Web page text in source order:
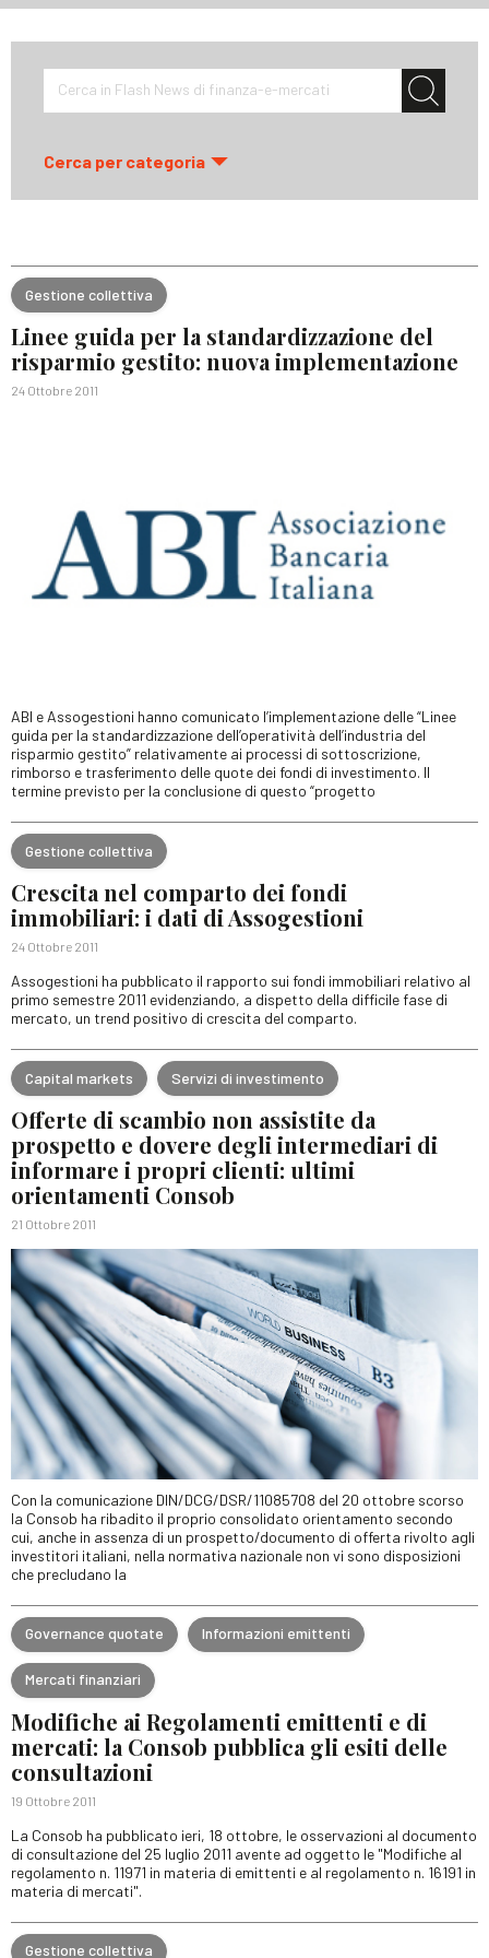
Cerca in Flash News di finanza-e-mercati
Cerca per categoria
Gestione collettiva
Linee guida per la standardizzazione del
risparmio gestito: nuova implementazione
24 Ottobre 2011
ABI e Assogestioni hanno comunicato l’implementazione delle “Linee
guida per la standardizzazione dell’operatività dell’industria del
risparmio gestito” relativamente ai processi di sottoscrizione,
rimborso e trasferimento delle quote dei fondi di investimento. Il
termine previsto per la conclusione di questo “progetto
Gestione collettiva
Crescita nel comparto dei fondi
immobiliari: i dati di Assogestioni
24 Ottobre 2011
Assogestioni ha pubblicato il rapporto sui fondi immobiliari relativo al
primo semestre 2011 evidenziando, a dispetto della difficile fase di
mercato, un trend positivo di crescita del comparto.
Capital markets Servizi di investimento
Offerte di scambio non assistite da
prospetto e dovere degli intermediari di
informare i propri clienti: ultimi
orientamenti Consob
21 Ottobre 2011
Con la comunicazione DIN/DCG/DSR/11085708 del 20 ottobre scorso
la Consob ha ribadito il proprio consolidato orientamento secondo
cui, anche in assenza di un prospetto/documento di offerta rivolto agli
investitori italiani, nella normativa nazionale non vi sono disposizioni
che precludano la
Governance quotate Informazioni emittenti
Mercati finanziari
Modifiche ai Regolamenti emittenti e di
mercati: la Consob pubblica gli esiti delle
consultazioni
19 Ottobre 2011
La Consob ha pubblicato ieri, 18 ottobre, le osservazioni al documento
di consultazione del 25 luglio 2011 avente ad oggetto le "Modifiche al
regolamento n. 11971 in materia di emittenti e al regolamento n. 16191 in
materia di mercati".
Gestione collettiva